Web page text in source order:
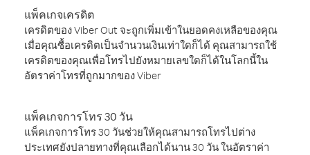
แพ็คเกจเครดิต
เครดิตของ Viber Out จะถูกเพิ่มเข้าในยอดคงเหลือของคุณ
เมื่อคุณซื้อเครดิตเป็นจำนวนเงินเท่าใดก็ได้ คุณสามารถใช้
เครดิตของคุณเพื่อโทรไปยังหมายเลขใดก็ได้ในโลกนี้ใน
อัตราค่าโทรที่ถูกมากของ Viber
แพ็คเกจการโทร 30 วัน
แพ็คเกจการโทร 30 วันช่วยให้คุณสามารถโทรไปต่าง
ประเทศยังปลายทางที่คุณเลือกได้นาน 30 วัน ในอัตราค่า